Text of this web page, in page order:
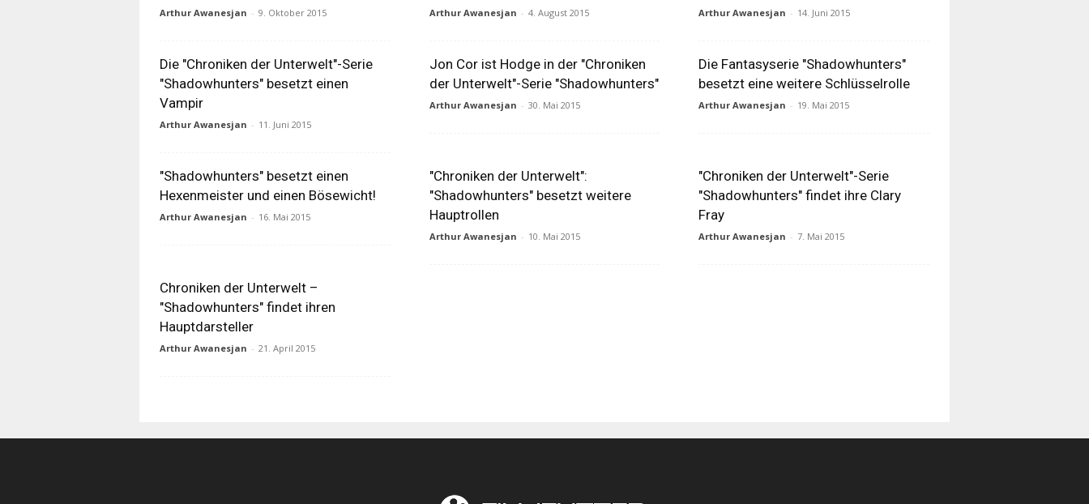
Arthur Awanesjan - 9. Oktober 2015 Arthur Awanesjan - 4. August 2015 Arthur Awanesjan - 14. Juni 2015
Die "Chroniken der Unterwelt"-Serie
"Shadowhunters" besetzt einen
Vampir
Arthur Awanesjan - 11. Juni 2015
Jon Cor ist Hodge in der "Chroniken
der Unterwelt"-Serie "Shadowhunters"
Arthur Awanesjan - 30. Mai 2015
Die Fantasyserie "Shadowhunters"
besetzt eine weitere Schlüsselrolle
Arthur Awanesjan - 19. Mai 2015
"Shadowhunters" besetzt einen
Hexenmeister und einen Bösewicht!
Arthur Awanesjan - 16. Mai 2015
"Chroniken der Unterwelt":
"Shadowhunters" besetzt weitere
Hauptrollen
Arthur Awanesjan - 10. Mai 2015
"Chroniken der Unterwelt"-Serie
"Shadowhunters" findet ihre Clary
Fray
Arthur Awanesjan - 7. Mai 2015
Chroniken der Unterwelt –
"Shadowhunters" findet ihren
Hauptdarsteller
Arthur Awanesjan - 21. April 2015